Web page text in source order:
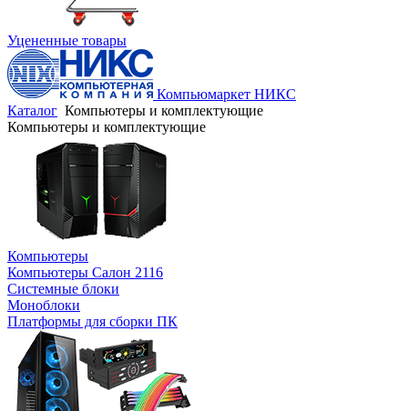
Уцененные товары
Компьюмаркет НИКС
Каталог Компьютеры и комплектующие
Компьютеры и комплектующие
Компьютеры
Компьютеры Салон 2116
Системные блоки
Моноблоки
Платформы для сборки ПК